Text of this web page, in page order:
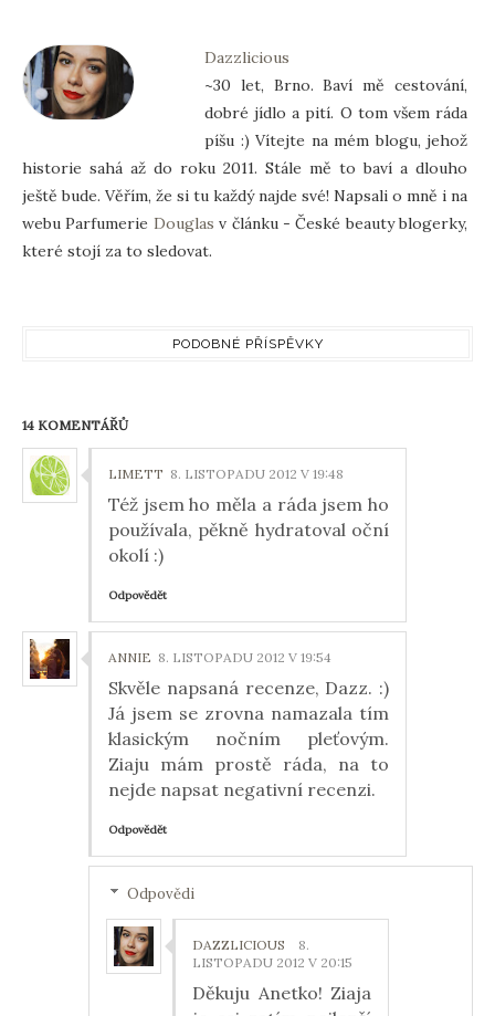
Dazzlicious
~30 let, Brno. Baví mě cestování,
dobré jídlo a pití. O tom všem ráda
píšu :) Vítejte na mém blogu, jehož
historie sahá až do roku 2011. Stále mě to baví a dlouho
ještě bude. Věřím, že si tu každý najde své! Napsali o mně i na
webu Parfumerie Douglas v článku - České beauty blogerky,
které stojí za to sledovat.
PODOBNÉ PŘÍSPĚVKY
14 KOMENTÁŘŮ
LIMETT 8. LISTOPADU 2012 V 19:48
Též jsem ho měla a ráda jsem ho
používala, pěkně hydratoval oční
okolí :)
Odpovědět
ANNIE 8. LISTOPADU 2012 V 19:54
Skvěle napsaná recenze, Dazz. :)
Já jsem se zrovna namazala tím
klasickým nočním pleťovým.
Ziaju mám prostě ráda, na to
nejde napsat negativní recenzi.
Odpovědět
Odpovědi
DAZZLICIOUS
8.
LISTOPADU 2012 V 20:15
Děkuju Anetko! Ziaja